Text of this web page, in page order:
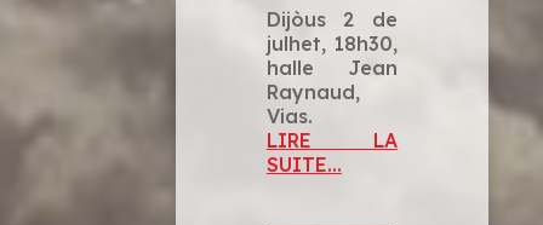
Dijòus 2 de
julhet, 18h30,
halle Jean
Raynaud,
Vias.
LIRE LA
SUITE...